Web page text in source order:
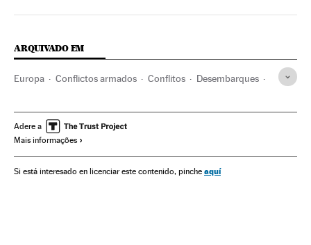
ARQUIVADO EM
Europa Conflictos armados Conflitos Desembarques
Segunda Guerra Mundial
História contemporânea
Adere a
Mais informações
Si está interesado en licenciar este contenido, pinche aquí